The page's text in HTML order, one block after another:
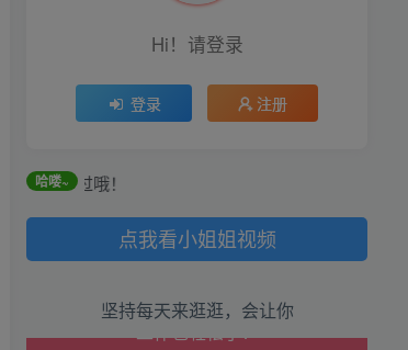
Hi！请登录
登录 注册
哈喽~
点我看小姐姐视频
坚持每天来逛逛，会让你
走路也有劲了！
腿也不痛了！